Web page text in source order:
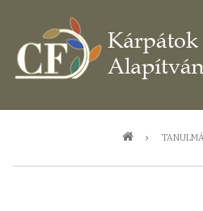
tartalomra